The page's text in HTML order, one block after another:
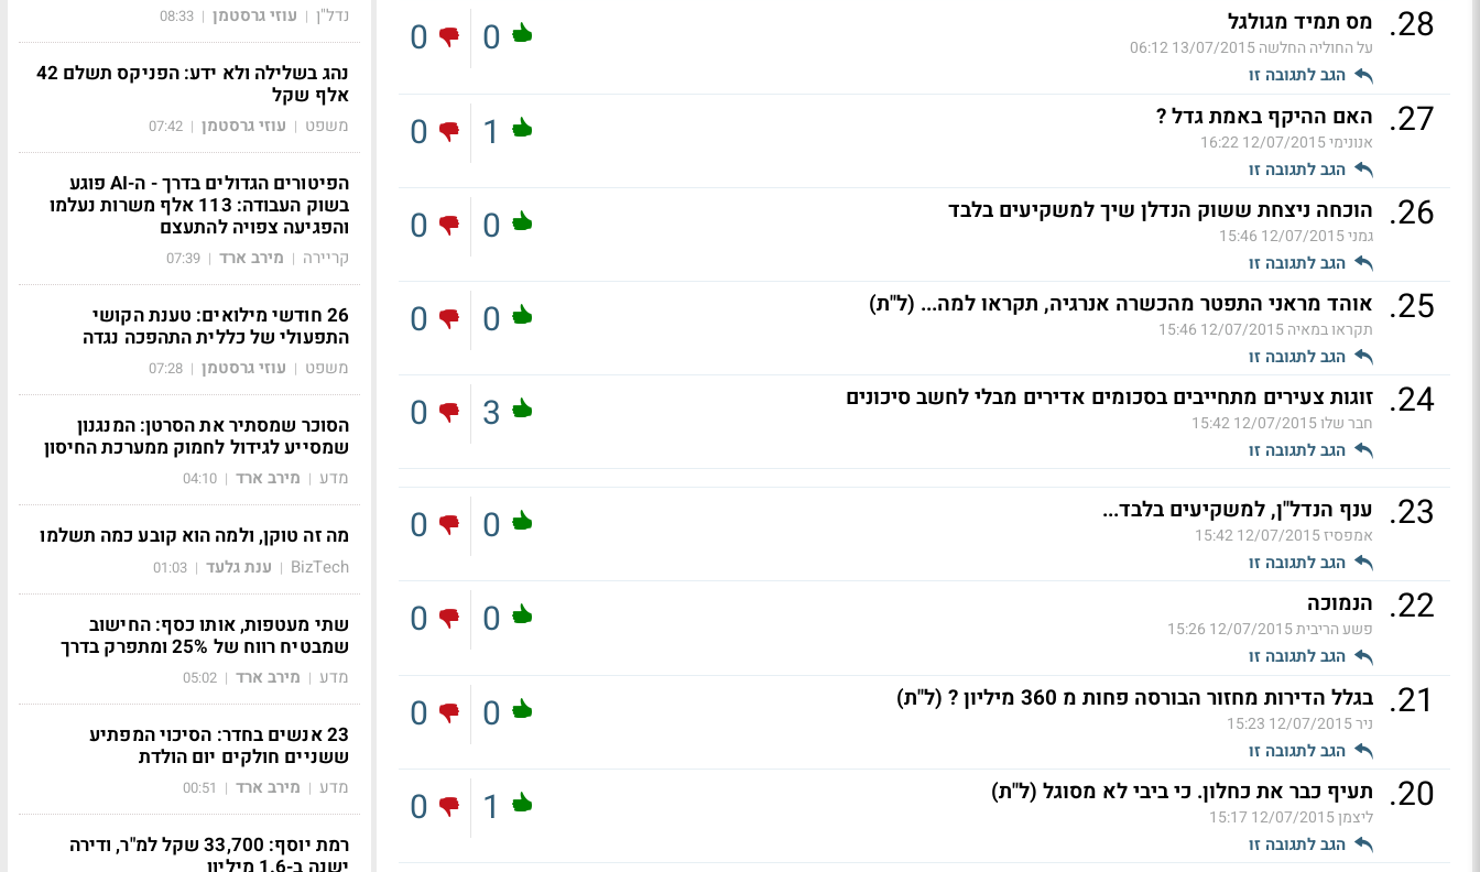
28
. מס תמיד מגולגל
על החוליה החלשה13/07/2015 06:12
הגב לתגובה זו
0
0
27
. האם ההיקף באמת גדל ?
אנונימי12/07/2015 16:22
הגב לתגובה זו
1
0
26
. הוכחה ניצחת ששוק הנדלן שיך למשקיעים בלבד
גמני12/07/2015 15:46
הגב לתגובה זו
0
0
25
. אוהד מראני התפטר מהכשרה אנרגיה, תקראו למה... (ל"ת)
תקראו במאיה12/07/2015 15:46
הגב לתגובה זו
0
0
24
. זוגות צעירים מתחייבים בסכומים אדירים מבלי לחשב סיכונים
חבר שלו12/07/2015 15:42
הגב לתגובה זו
3
0
23
. ענף הנדל"ן, למשקיעים בלבד...
אמפסיז12/07/2015 15:42
הגב לתגובה זו
0
0
22
. הנמוכה
פשע הריבית12/07/2015 15:26
הגב לתגובה זו
0
0
21
. בגלל הדירות מחזור הבורסה פחות מ 360 מיליון ? (ל"ת)
ניר12/07/2015 15:23
הגב לתגובה זו
0
0
20
. תעיף כבר את כחלון. כי ביבי לא מסוגל (ל"ת)
ליצמן12/07/2015 15:17
הגב לתגובה זו
1
0
נדל"ן | עוזי גרסטמן |
08:33
נהג בשלילה ולא ידע: הפניקס תשלם 42
אלף שקל
משפט | עוזי גרסטמן |
07:42
הפיטורים הגדולים בדרך - ה-AI פוגע
בשוק העבודה: 113 אלף משרות נעלמו
והפגיעה צפויה להתעצם
קריירה | מירב ארד |
07:39
26 חודשי מילואים: טענת הקושי
התפעולי של כללית התהפכה נגדה
משפט | עוזי גרסטמן |
07:28
הסוכר שמסתיר את הסרטן: המנגנון
שמסייע לגידול לחמוק ממערכת החיסון
מדע | מירב ארד |
04:10
מה זה טוקן, ולמה הוא קובע כמה תשלמו
BizTech
| ענת גלעד |
01:03
שתי מעטפות, אותו כסף: החישוב
שמבטיח רווח של 25% ומתפרק בדרך
מדע | מירב ארד |
05:02
23 אנשים בחדר: הסיכוי המפתיע
ששניים חולקים יום הולדת
מדע | מירב ארד |
00:51
רמת יוסף: 33,700 שקל למ"ר, ודירה